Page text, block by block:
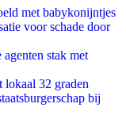
met babykonijntjes
voor schade door
stak met
lokaal 32 graden
bij